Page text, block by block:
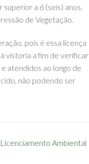
a 6 (seis) anos.
de Vegetação.
pois é essa licença
vistoria a fim de verificar
atendidos ao longo de
não podendo ser
Licenciamento Ambiental